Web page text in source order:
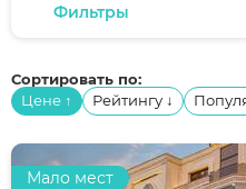
Фильтры
Сортировать по:
Цене ↑ Рейтингу ↓
Мало мест